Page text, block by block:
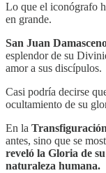
Lo que el iconógrafo
en grande.
San Juan
esplendor de su
amor a sus discípulos.
Casi podría decirse
ocultamiento de su
En la Transfiguración
antes, sino que se
reveló la Gloria de
naturaleza humana.